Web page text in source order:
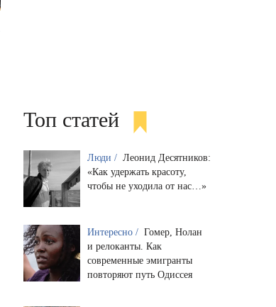
Топ статей
Люди / Леонид Десятников:
«Как удержать красоту,
чтобы не уходила от нас…»
Интересно / Гомер, Нолан
и релоканты. Как
современные эмигранты
повторяют путь Одиссея